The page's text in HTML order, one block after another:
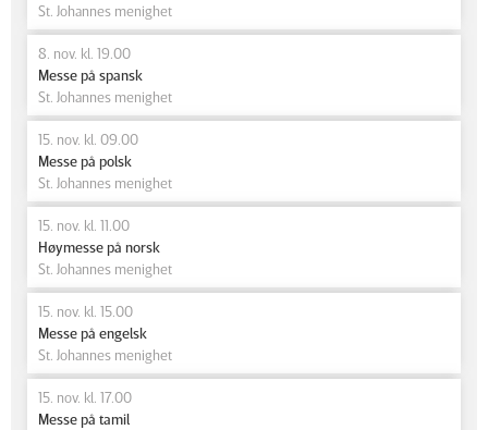
St. Johannes menighet
8. nov. kl. 19.00
Messe på spansk
St. Johannes menighet
15. nov. kl. 09.00
Messe på polsk
St. Johannes menighet
15. nov. kl. 11.00
Høymesse på norsk
St. Johannes menighet
15. nov. kl. 15.00
Messe på engelsk
St. Johannes menighet
15. nov. kl. 17.00
Messe på tamil